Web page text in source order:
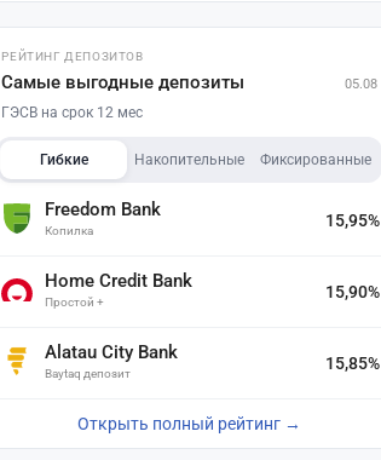
РЕЙТИНГ ДЕПОЗИТОВ
Самые выгодные депозиты 05.08
ГЭСВ на срок 12 мес
Гибкие Накопительные Фиксированные
Freedom Bank
Копилка
15,95%
Home Credit Bank
Простой +
15,90%
Alatau City Bank
Baytaq депозит
15,85%
Открыть полный рейтинг →